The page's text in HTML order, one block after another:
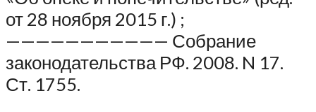
от 28 ноября 2015 г.) ;
——————————— Собрание
законодательства РФ. 2008. N 17.
Ст. 1755.